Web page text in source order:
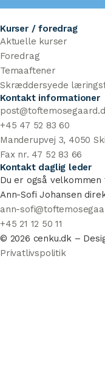
Kurser / foredrag
Aktuelle kurser
Foredrag
Temaaftener
Skræddersyede
Kontakt informationer
+45 47 52 83 60
Manderupvej 3, 4050
Fax nr. 47 52 83 66
Kontakt daglig leder
Du er også
Ann-Sofi Johansen
ann-
+45 21 12 50 11
© 2026 cenku.dk –
Privatlivspolitik